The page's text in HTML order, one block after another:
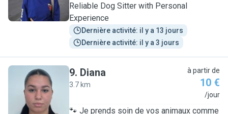
Reliable Dog Sitter with Personal
Experience
Dernière activité: il y a 13 jours
Dernière activité: il y a 3 jours
D
9. Diana
3.7 km
à partir de
10 €
/jour
🐾 Je prends soin de vos animaux comme